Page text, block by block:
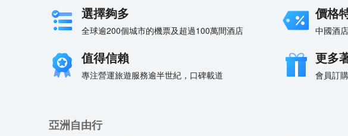
選擇夠多
全球逾200個城市的機票及超過100萬間酒店
價格
中國酒
值得信賴
專注營運旅遊服務逾半世紀，口碑載道
更多
會員訂
亞洲自由行